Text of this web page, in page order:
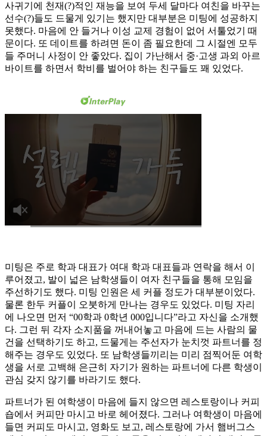
사귀기에 천재(?)적인 재능을 보여 두세 달마다 여친을 바꾸는
선수(?)들도 드물게 있기는 했지만 대부분은 미팅에 성공하지
못했다. 마음에 안 들거나 이성 교제 경험이 없어 서툴었기 때
문이다. 또 데이트를 하려면 돈이 좀 필요한데 그 시절엔 모두
들 주머니 사정이 안 좋았다. 집이 가난해서 중·고생 과외 아르
바이트를 하면서 학비를 벌어야 하는 친구들도 꽤 있었다.
미팅은 주로 학과 대표가 여대 학과 대표들과 연락을 해서 이
루어졌고, 발이 넓은 남학생들이 여자 친구들을 통해 모임을
주선하기도 했다. 미팅 인원은 세 커플 정도가 대부분이었다.
물론 한두 커플이 오붓하게 만나는 경우도 있었다. 미팅 자리
에 나오면 먼저 “00학과 0학년 000입니다”라고 자신을 소개했
다. 그런 뒤 각자 소지품을 꺼내어놓고 마음에 드는 사람의 물
건을 선택하기도 하고, 드물게는 주선자가 눈치껏 파트너를 정
해주는 경우도 있었다. 또 남학생들끼리는 미리 점찍어둔 여학
생을 서로 고백해 은근히 자기가 원하는 파트너에 다른 학생이
관심 갖지 않기를 바라기도 했다.
파트너가 된 여학생이 마음에 들지 않으면 레스토랑이나 커피
숍에서 커피만 마시고 바로 헤어졌다. 그러나 여학생이 마음에
들면 커피도 마시고, 영화도 보고, 레스토랑에 가서 햄버그스